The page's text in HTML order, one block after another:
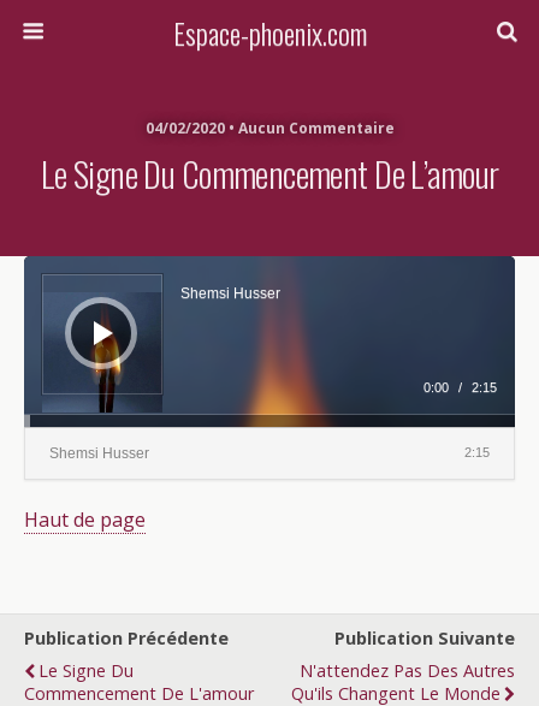
Espace-phoenix.com
04/02/2020 • Aucun Commentaire
Le Signe Du Commencement De L’amour
Lecteur
audio
Shemsi Husser
0:00 / 2:15
Shemsi Husser 2:15
Haut de page
Publication Précédente
Le Signe Du
Commencement De L'amour
Publication Suivante
N'attendez Pas Des Autres
Qu'ils Changent Le Monde